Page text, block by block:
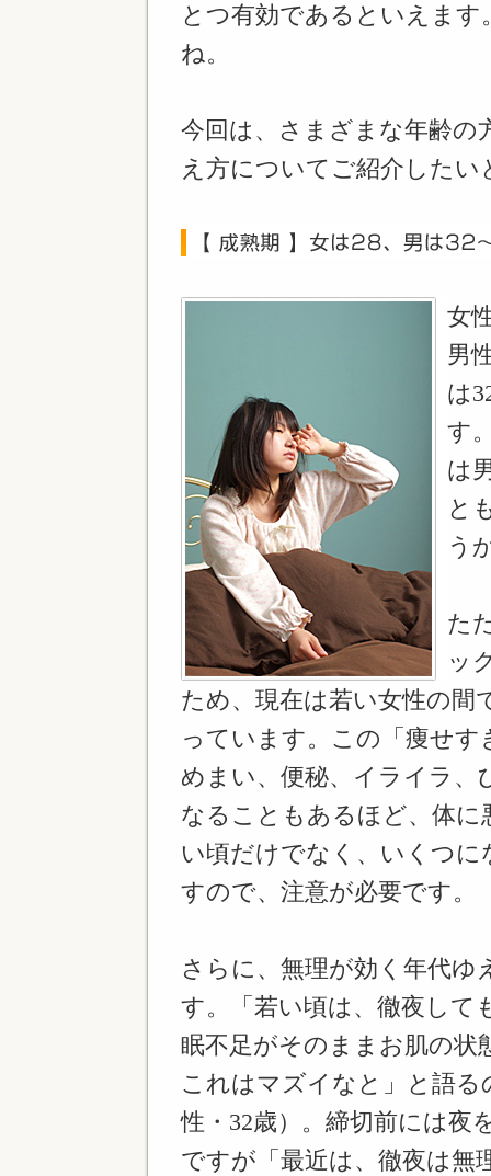
とつ有効であるといえま
ね。
今回は、さまざまな年齢の
え方についてご紹介したい
女
男
は
す
は
と
う
た
ッ
ため、現在は若い女性の間
っています。この「痩せ
めまい、便秘、イライラ
なることもあるほど、体
い頃だけでなく、いくつ
すので、注意が必要です。
さらに、無理が効く年代
す。「若い頃は、徹夜して
眠不足がそのままお肌の
これはマズイなと」と語る
性・32歳）。締切前には夜
ですが「最近は、徹夜は無